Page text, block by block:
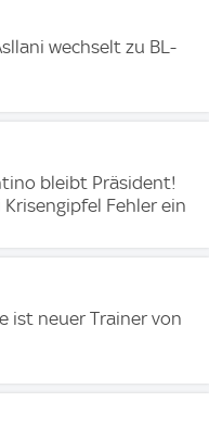
wechselt zu BL-
bleibt Präsident!
Krisengipfel Fehler ein
ist neuer Trainer von